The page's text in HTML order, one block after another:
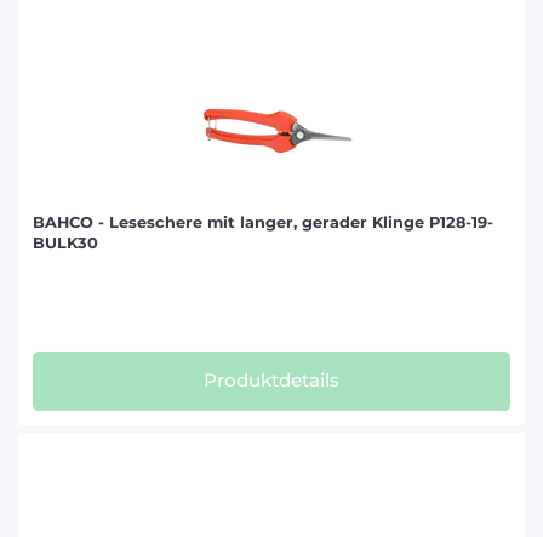
BAHCO - Leseschere mit langer, gerader Klinge P128-19-
BULK30
Produktdetails